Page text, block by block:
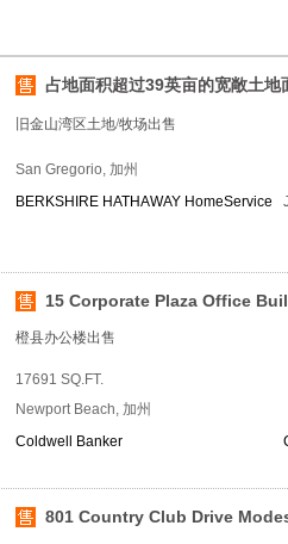
占地面积超过39英亩的宽敞土地
旧金山湾区土地/牧场出售
San Gregorio, 加州
BERKSHIRE HATHAWAY HomeService
15 Corporate Plaza Office
橙县办公楼出售
17691 SQ.FT.
Newport Beach, 加州
Coldwell Banker
801 Country Club Drive